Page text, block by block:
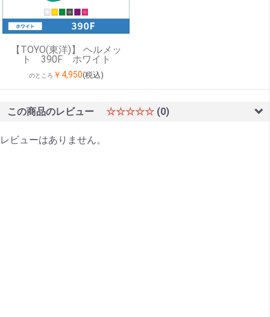
【TOYO(東洋)】 ヘルメッ
ト 390F ホワイト
のところ ￥4,950(税込)
この商品のレビュー ☆☆☆☆☆ (0)
レビューはありません。